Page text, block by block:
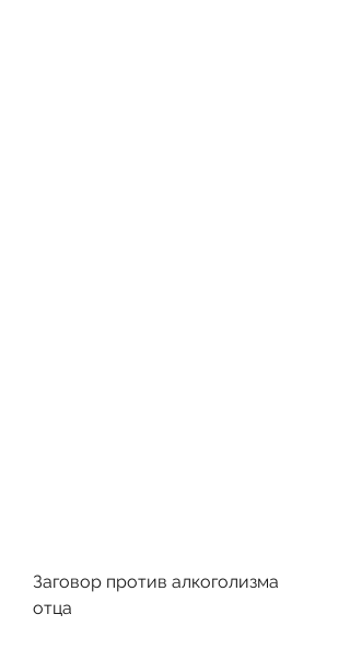
Заговор против алкоголизма
отца